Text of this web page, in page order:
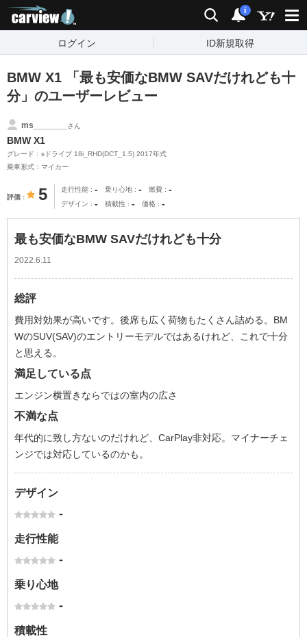
検索 通知
i
ログイン ID新規取得
BMW X1 「最も安価なBMW SAVだけれども十
分」のユーザーレビュー
ms_______ さん
BMW X1
グレード：sドライブ 18i_RHD(DCT_1.5) 2017年式
乗車形式：マイカー
評価 5 走行性能 - 乗り心地 - 燃費 -
デザイン - 積載性 - 価格 -
最も安価なBMW SAVだけれども十分
2022.6.11
総評
費用対効果が高いです。後席も広く荷物もたくさん詰める。BM
WのSUV(SAV)のエントリーモデルではあるけれど、これで十分
と思える。
満足している点
エンジン横置きならではの室内の広さ
不満な点
年代的に致し方ないのだけれど、CarPlay非対応。マイナーチェ
ンジでは対応しているのかも。
デザイン
-
走行性能
-
乗り心地
-
積載性